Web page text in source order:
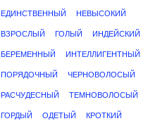
ЕДИНСТВЕННЫЙ НЕВЫСОКИЙ
ВЗРОСЛЫЙ ГОЛЫЙ ИНДЕЙСКИЙ
БЕРЕМЕННЫЙ ИНТЕЛЛИГЕНТНЫЙ
ПОРЯДОЧНЫЙ ЧЕРНОВОЛОСЫЙ
РАСЧУДЕСНЫЙ ТЕМНОВОЛОСЫЙ
ГОРДЫЙ ОДЕТЫЙ КРОТКИЙ